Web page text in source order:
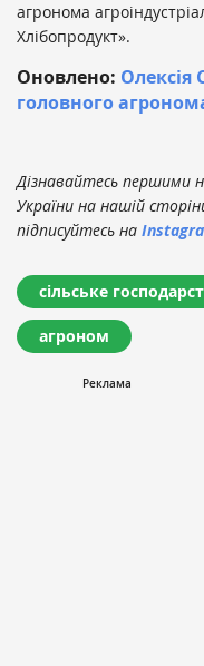
агронома
Хлібопродукт».
Оновлено: Олексія
головного
Дізнавайтесь першими
України на нашій
підписуйтесь на
сільське
агроном